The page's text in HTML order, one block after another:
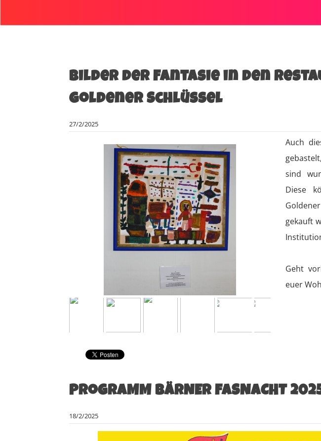
Bilder der Fantasie in den
goldener Schlüssel
27/2/2025
Auch
sind
Diese
gekauft
Geht
euer
PrograMM BÄRNER FASNACHT
18/2/2025